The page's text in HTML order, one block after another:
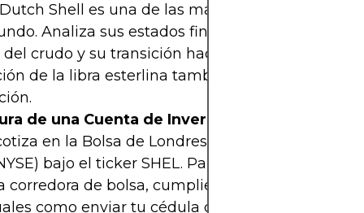
Shell es una de las mayores compañías
Analiza sus estados financieros, la
crudo y su transición hacia energías
de la libra esterlina también puede afectar su
de una Cuenta de Inversión:
en la Bolsa de Londres (LSE) y en la Bolsa
bajo el ticker SHEL. Para invertir, abre una
corredora de bolsa, cumpliendo con los
como enviar tu cédula de identidad y una